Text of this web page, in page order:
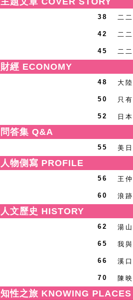
38 二
42 二
45 二
財經 ECONOMY
48 大
50 只
52 日
問答集 Q&A
55 美
人物側寫 PROFILE
56 王
60 浪
人文歷史 HISTORY
62 湯
65 我
66 溪
70 陳
知性之旅 KNOWING PLACES